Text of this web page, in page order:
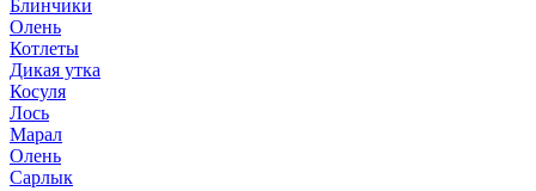
Блинчики
Олень
Котлеты
Дикая утка
Косуля
Лось
Марал
Олень
Сарлык